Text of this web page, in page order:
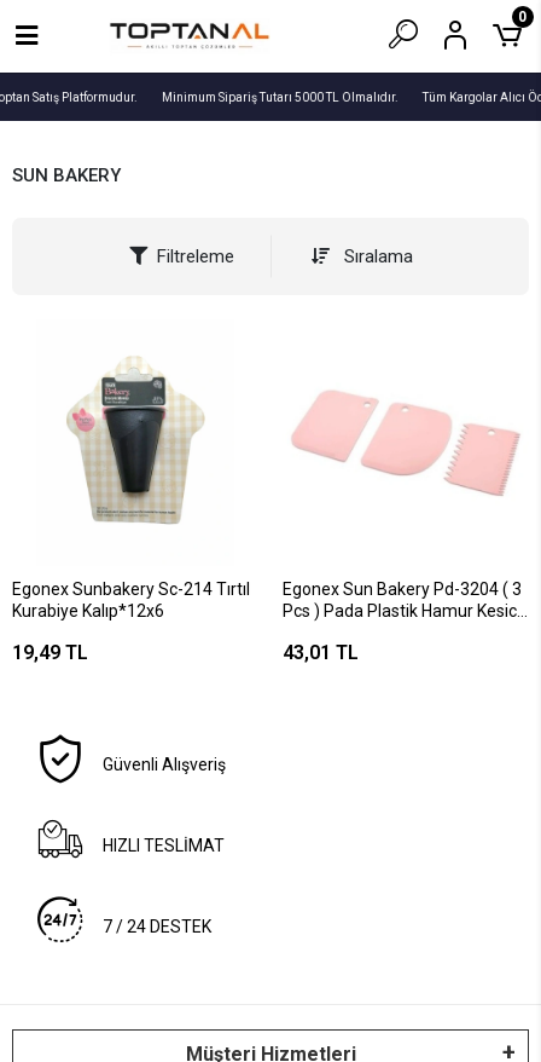
Satış Platformudur. Minimum Sipariş Tutarı 5000 TL Olmalıdır. Tüm Kargolar Alıcı
0
SUN BAKERY
Filtreleme Sıralama
Egonex Sunbakery Sc-214 Tırtıl
Kurabiye Kalıp*12x6
19,49 TL
Egonex Sun Bakery Pd-3204 ( 3
Pcs ) Pada Plastik Hamur Kesici
43,01 TL
Güvenli Alışveriş
HIZLI TESLİMAT
7 / 24 DESTEK
Müşteri Hizmetleri